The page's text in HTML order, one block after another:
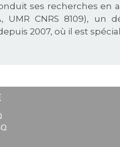
ses recherches en
UMR CNRS 8109), un
2007, où il est